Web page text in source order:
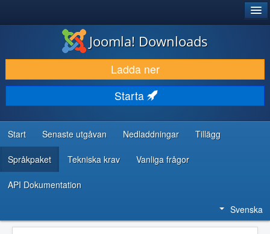
LADDA NER & UTÖKA
UPPTÄCK & LÄR
GEMENSKAP & SUPPORT
RESURSER FÖR UTVECKLARE
Joomla! Downloads
Ladda ner
Starta
Start Senaste utgåvan Nedladdningar Tillägg
Språkpaket Tekniska krav Vanliga frågor
API Dokumentation
Svenska